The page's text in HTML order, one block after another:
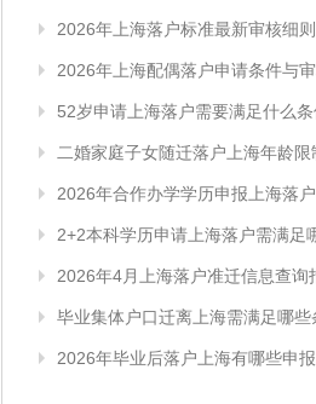
2026年上海落户标准最新审核细
2026年上海配偶落户申请条件与
52岁申请上海落户需要满足什么
二婚家庭子女随迁落户上海年龄限
2026年合作办学学历申报上海落户
2+2本科学历申请上海落户需满足
2026年4月上海落户准迁信息查询
毕业集体户口迁离上海需满足哪些
2026年毕业后落户上海有哪些申